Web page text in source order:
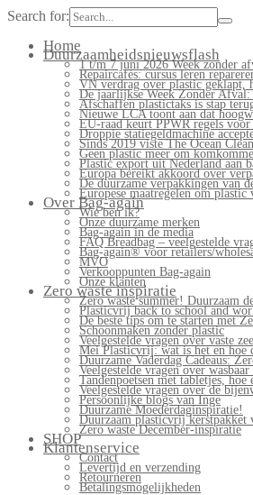
Search for:
Home
Duurzaamheidsnieuwsflash
1 t/m 7 juni 2026 Week zonder
Repaircafés: cursus leren
VN verdrag over plastic geklapt,
De jaarlijkse Week Zonder
Afschaffen plastictaks is stap
Nieuwe LCA toont aan dat
EU-raad keurt PPWR regels
Droppie statiegeldmachine
Sinds 2019 viste The Ocean
Geen plastic meer om
Plastic export uit Nederland aan
Europa bereikt akkoord over
De duurzame verpakkingen van
Europese maatregelen om
Over Bag-again
Wie ben ik?
Onze duurzame merken
Bag-again in de media
FAQ Breadbag – veelgestelde
Bag-again® voor retailers/
MVO
Verkooppunten Bag-again
Onze klanten
Zero waste inspiratie
Zero waste summer! Duurzaam
Plasticvrij back to school and
De beste tips om te starten met
Schoonmaken zonder plastic
Veelgestelde vragen over vaste
Mei Plasticvrij: wat is het en hoe
Duurzame Vaderdag Cadeaus:
Veelgestelde vragen over
Tandenpoetsen met tabletjes, hoe
Veelgestelde vragen over de
Persoonlijke blogs van Inge
Duurzame Moederdaginspiratie!
Duurzaam plasticvrij kerstpakket
Zero waste December-inspiratie
SHOP
Klantenservice
Contact
Levertijd en verzending
Retourneren
Betalingsmogelijkheden